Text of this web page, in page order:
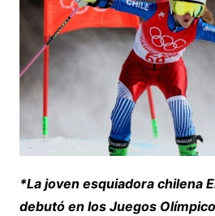
*La joven esquiadora chilena
debutó en los Juegos